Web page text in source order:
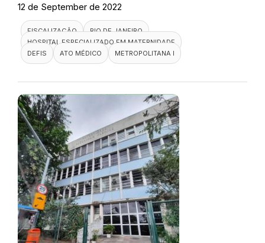
12 de September de 2022
FISCALIZAÇÃO
RIO DE JANEIRO
HOSPITAL ESPECIALIZADO EM MATERNIDADE
DEFIS
ATO MÉDICO METROPOLITANA I